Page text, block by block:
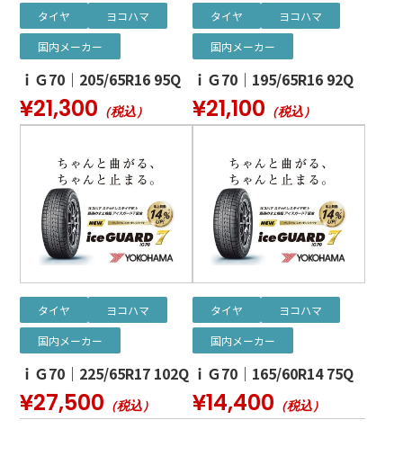
タイヤ
ヨコハマ
国内メーカー
ｉＧ70｜205/65R16 95Q
¥21,300 （税込）
タイヤ
ヨコハマ
国内メーカー
ｉＧ70｜195/65R16 92Q
¥21,100 （税込）
タイヤ
ヨコハマ
国内メーカー
ｉＧ70｜225/65R17 102Q
¥27,500 （税込）
タイヤ
ヨコハマ
国内メーカー
ｉＧ70｜165/60R14 75Q
¥14,400 （税込）